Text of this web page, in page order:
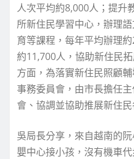
人次平均約8,000人；提升
所新住民學習中心，辦理
育等課程，每年平均辦理
約11,700人，協助新住民
方面，為落實新住民照顧
事務委員會，由市長擔任
會、協調並協助推展新住
吳局長分享，來自越南的
嬰中心接小孩，沒有機車